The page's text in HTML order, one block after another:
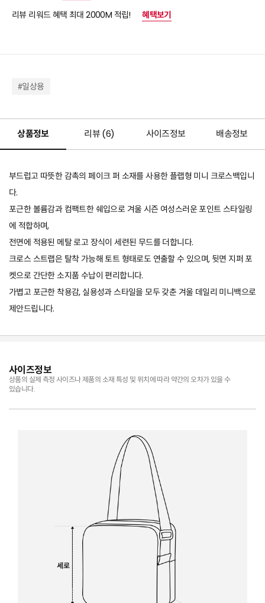
리뷰 리워드 혜택 최대 2000M 적립!
혜택보기
#일상용
상품정보 리뷰 (6) 사이즈정보 배송정보
부드럽고 따뜻한 감촉의 페이크 퍼 소재를 사용한 플랩형 미니 크로스백입니
다.
포근한 볼륨감과 컴팩트한 쉐입으로 겨울 시즌 여성스러운 포인트 스타일링
에 적합하며,
전면에 적용된 메탈 로고 장식이 세련된 무드를 더합니다.
크로스 스트랩은 탈착 가능해 토트 형태로도 연출할 수 있으며, 뒷면 지퍼 포
켓으로 간단한 소지품 수납이 편리합니다.
가볍고 포근한 착용감, 실용성과 스타일을 모두 갖춘 겨울 데일리 미니백으로
제안드립니다.
사이즈정보
상품의 실제 측정 사이즈나 제품의 소재 특성 및 위치에 따라 약간의 오차가 있을 수
있습니다.